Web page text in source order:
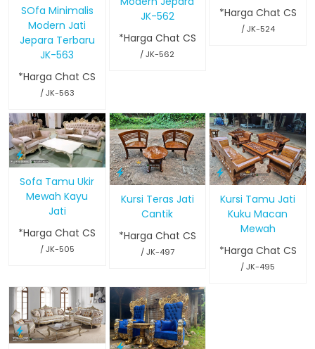
SOfa Minimalis
Modern Jati
Jepara Terbaru
JK-563
*Harga Chat CS
/ JK-563
JK-562
*Harga Chat CS
/ JK-562
*Harga Chat CS
/ JK-524
Sofa Tamu Ukir
Mewah Kayu
Jati
*Harga Chat CS
/ JK-505
Kursi Teras Jati
Cantik
*Harga Chat CS
/ JK-497
Kursi Tamu Jati
Kuku Macan
Mewah
*Harga Chat CS
/ JK-495